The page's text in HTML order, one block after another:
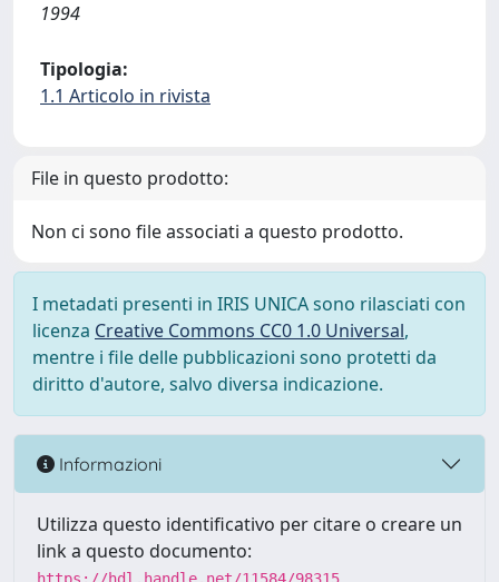
1994
Tipologia:
1.1 Articolo in rivista
File in questo prodotto:
Non ci sono file associati a questo prodotto.
I metadati presenti in IRIS UNICA sono rilasciati con
licenza Creative Commons CC0 1.0 Universal,
mentre i file delle pubblicazioni sono protetti da
diritto d'autore, salvo diversa indicazione.
Informazioni
Utilizza questo identificativo per citare o creare un
link a questo documento: